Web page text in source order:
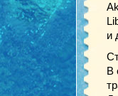
и
В